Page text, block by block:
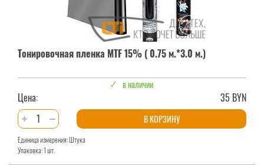
Тонировочная пленка MTF 15% ( 0.75 м.*3.0 м.)
в наличии
Цена:
35 BYN
Количество
товара
Тонировочная
пленка
В КОРЗИНУ
Единица измерения: Штука
Упаковка: 1 шт.